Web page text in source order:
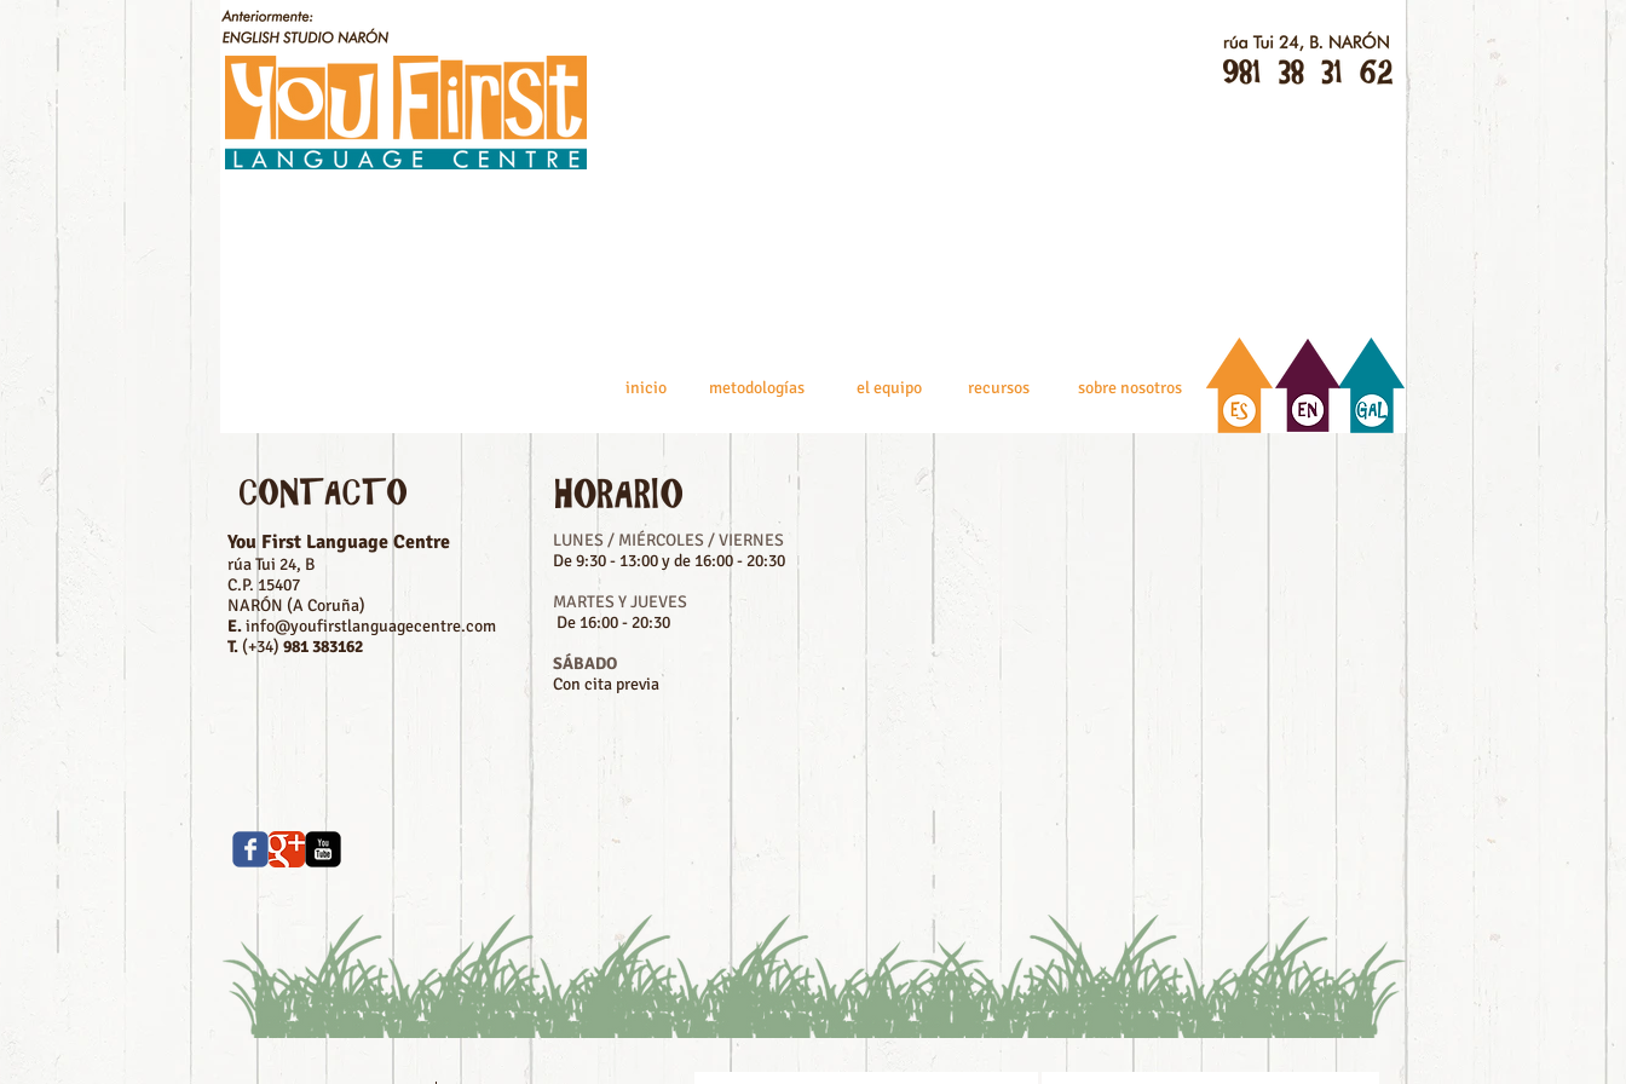
inicio metodologías el equipo recursos sobre nosotros
You First Language Centre
rúa Tui 24, B
C.P. 15407
NARÓN (A Coruña)
E.info@youfirstlanguagecentre.com
T. (+34) 981 383162
LUNES / MIÉRCOLES / VIERNES
De 9:30 - 13:00 y de 16:00 - 20:30
MARTES Y JUEVES
De 16:00 - 20:30
SÁBADO
Con cita previa